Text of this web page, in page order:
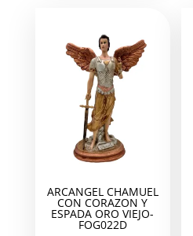
ARCANGEL CHAMUEL
CON CORAZON Y
ESPADA ORO VIEJO-
FOG022D